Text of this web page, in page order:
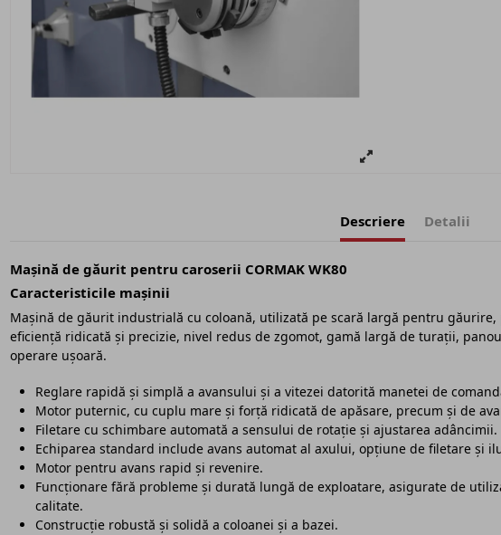
Descriere Detalii
Mașină de găurit pentru caroserii CORMAK WK80
Caracteristicile mașinii
Mașină de găurit industrială cu coloană, utilizată pe scară largă pentru
eficiență ridicată și precizie, nivel redus de zgomot, gamă largă de turații,
operare ușoară.
Reglare rapidă și simplă a avansului și a vitezei datorită manetei de
Motor puternic, cu cuplu mare și forță ridicată de apăsare, precum și de
Filetare cu schimbare automată a sensului de rotație și ajustarea adâncimii.
Echiparea standard include avans automat al axului, opțiune de filetare și
Motor pentru avans rapid și revenire.
Funcționare fără probleme și durată lungă de exploatare, asigurate de
calitate.
Construcție robustă și solidă a coloanei și a bazei.